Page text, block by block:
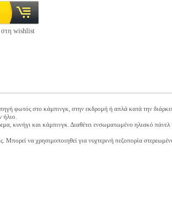
wishlist
φωτός στο κάμπινγκ, στην εκδρομή ή απλά κατά την
ήλιο.
κυνήγι και κάμπινγκ. Διαθέτει ενσωματωμένο ηλιακό
Μπορεί να χρησιμοποιηθεί για νυχτερινή πεζοπορία